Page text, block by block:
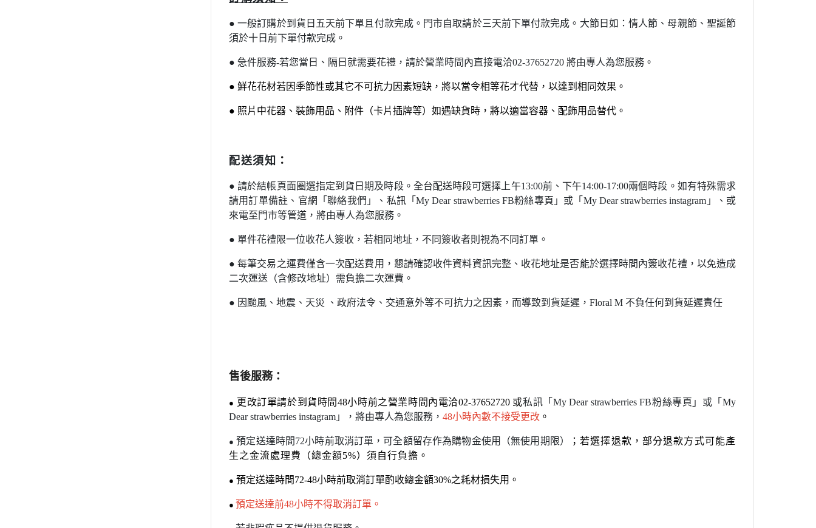
● 一般訂購於到貨日五天前下單且付款完成。門市自取請於三天前下單付款完成。 大節日如：情人節 、母親節 、聖誕節
須於十日前下單付款完成。
● 急件服務-若您當日 、隔日就需要花禮，請於營業時間內直接電洽02-37652720 將由專人為您服務。
● 鮮花花材若因季節性或其它不可抗力因素短缺，將以當令相等花才代替，以達到相同效果。
● 照片中花器 、裝飾用品、附件（卡片插牌等）如遇缺貨時，將以適當容器、配飾用品替代。
配送須知 ：
● 請於結帳頁面圈選指定到貨日期及時段。全台配送時段可選擇上午13:00前、下午14:00-17:00兩個時段。如有特殊需求
請用訂單備註 、官網 「聯絡我們 」 、私訊 「My Dear strawberries FB粉絲專頁」或「My Dear strawberries instagram」
、或
來電至門市等管道，將由專人為您服務。
● 單件花禮限一位收花人簽收，若相同地址，不同簽收者則視為不同訂單。
● 每筆交易之運費僅含一次配送費用，懇請確認收件資料資訊完整、收花地址是否能於選擇時間內簽收花禮，以免造成
二次運送（含修改地址）需負擔二次運費。
● 因颱風、地震、天災 、政府法令、交通意外等不可抗力之因素，而導致到貨延遲， Floral M 不負任何到貨延遲責任
售後服務：
● 更改訂單請於到貨時間48小時前之營業時間內電洽02-37652720 或私訊 「My Dear strawberries FB粉絲專頁」或「My
Dear strawberries instagram」，將由專人為您服務， 48小時內數不接受更改 。
● 預定送達時間72小時前取消訂單，可全額留存作為購物金使用（無使用期限）
；若選擇退款，部分退款方式可能產
生之金流處理費（總金額5%）須自行負擔。
● 預定送達時間72-48小時前取消訂單酌收總金額30%之耗材損失用。
● 預定送達前48小時不得取消訂單。